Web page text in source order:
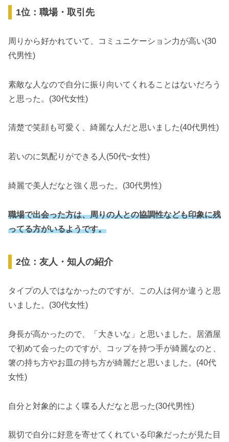
1位：職場・取引先
周りから好かれていて、コミュニケーション力が高い(30
代男性)
素敵な人なので自分に振り向いてくれることはないだろう
と思った。(30代女性)
清楚で笑顔も可愛く、綺麗な人だと思いました(40代男性)
若いのに気配りができる人(50代~女性)
綺麗で美人だなと強く思った。(30代男性)
職場で出会った方は、周りの人との協調性なども印象に残
ってる方がいるようです。
2位：友人・知人の紹介
タイプの人ではなかったのですが、この人は何か違うと思
いました。(30代女性)
身長が高かったので、「大きいな」と思いました。居酒屋
で初めて会ったのですが、コップを持つ手が綺麗なのと、
箸の持ち方やお皿の持ち方が綺麗だと思いました。(40代
女性)
自分と対象的によく喋る人だなと思った(30代男性)
親切で自分に好意を寄せてくれている印象だったが見た目